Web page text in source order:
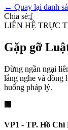
← Quay lại danh
Chia sẻ:f
LIÊN HỆ TRỰC
Gặp gỡ
Đừng ngần ngại
lắng nghe và đồng
huống pháp lý.
🏢
VP1 - TP. Hồ Chí